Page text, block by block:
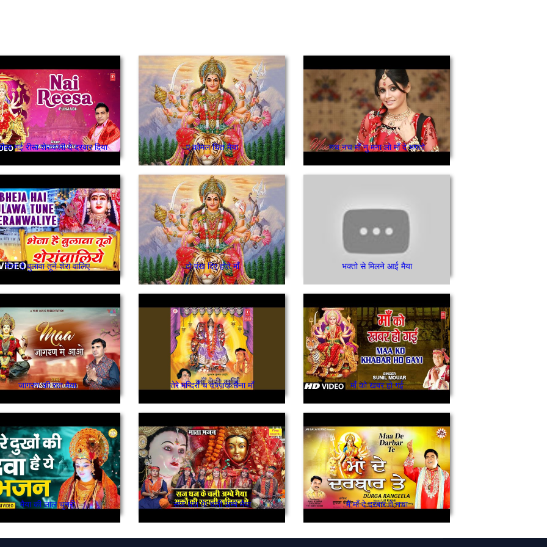
नई रीसा शेरावाली दे दरबार दिया ए कोमल चित मैया नच नच माँ नु मना लो माँ दे भगतो
भेजा है बुलावा तूने शेरा वालिए दो पंख दिए होते माँ भक्तो से मिलने आई मैया
जागरण की रात मैया तेरे मन्दिराँ च वज्जदा छैना माँ माँ को खबर हो गई
मैया की लाल चुनरी सज धज के चली अम्बे मैया मैं माँ दे दरबार ते नचा